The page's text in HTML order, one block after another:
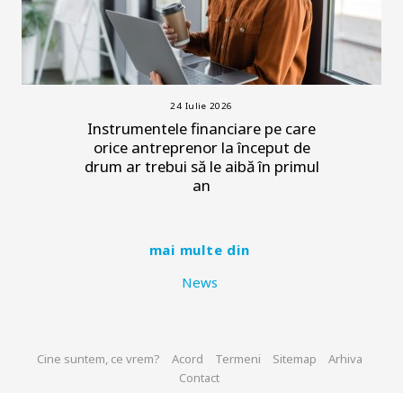
24 Iulie 2026
Instrumentele financiare pe care
orice antreprenor la început de
drum ar trebui să le aibă în primul
an
mai multe din
News
Cine suntem, ce vrem? Acord Termeni Sitemap
Arhiva
Contact